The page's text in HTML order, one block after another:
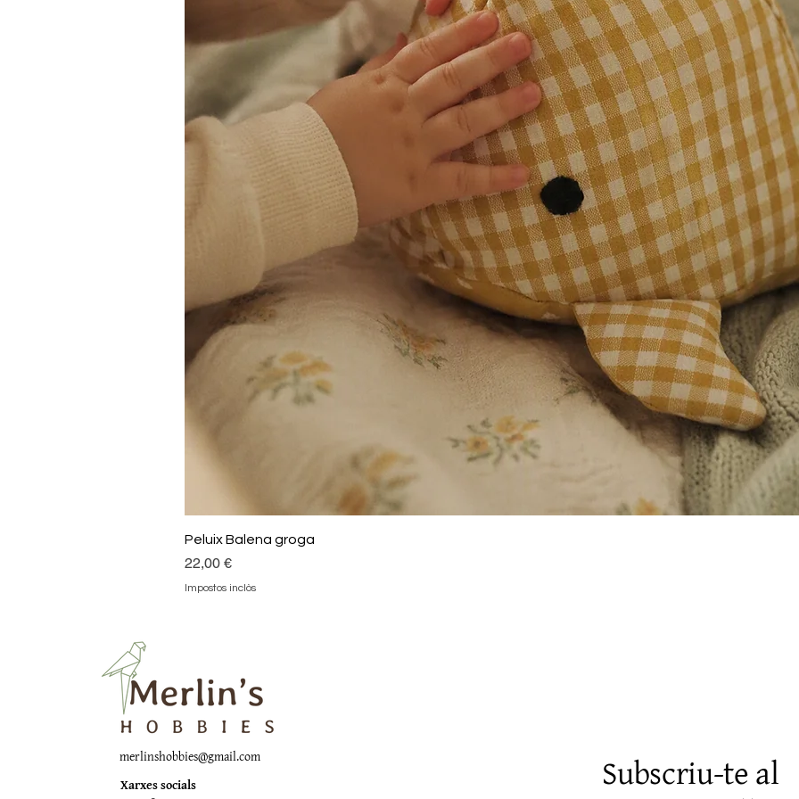
Peluix Balena groga
Preu
22,00 €
Impostos inclòs
merlinshobbies@gmail.com
Xarxes socials
Subscriu-te al